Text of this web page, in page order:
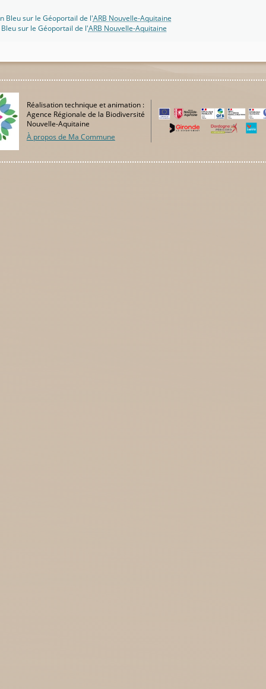
Bleu sur le Géoportail de l'ARB Nouvelle-Aquitaine
sur le Géoportail de l'ARB Nouvelle-Aquitaine
Réalisation technique et animation :
Agence Régionale de la Biodiversité
Nouvelle-Aquitaine
À propos de Ma Commune